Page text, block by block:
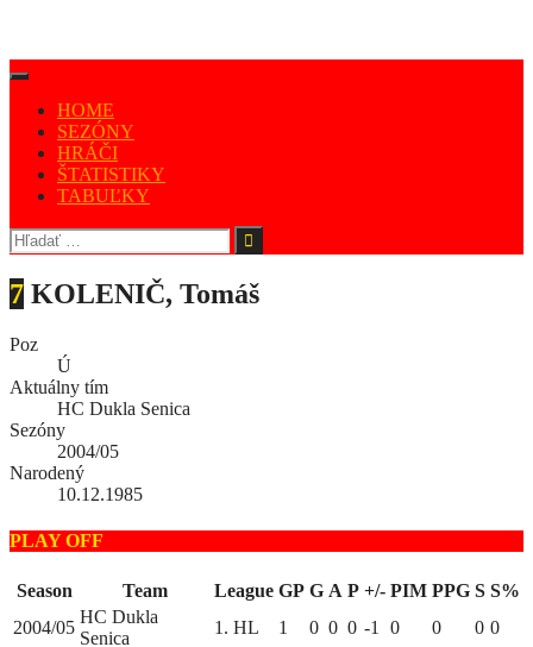
HOME
SEZÓNY
HRÁČI
ŠTATISTIKY
TABUĽKY
7 KOLENIČ, Tomáš
Poz
Ú
Aktuálny tím
HC Dukla Senica
Sezóny
2004/05
Narodený
10.12.1985
PLAY OFF
Season Team League GP G A P +/- PIM PPG S S%
2004/05
HC Dukla
Senica
1. HL 1 0 0 0 -1 0 0 0 0